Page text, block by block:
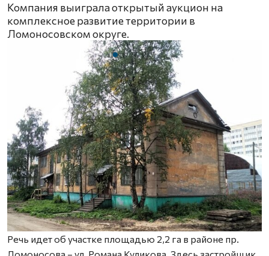
Компания выиграла открытый аукцион на
комплексное развитие территории в
Ломоносовском округе.
Речь идет об участке площадью 2,2 га в районе пр.